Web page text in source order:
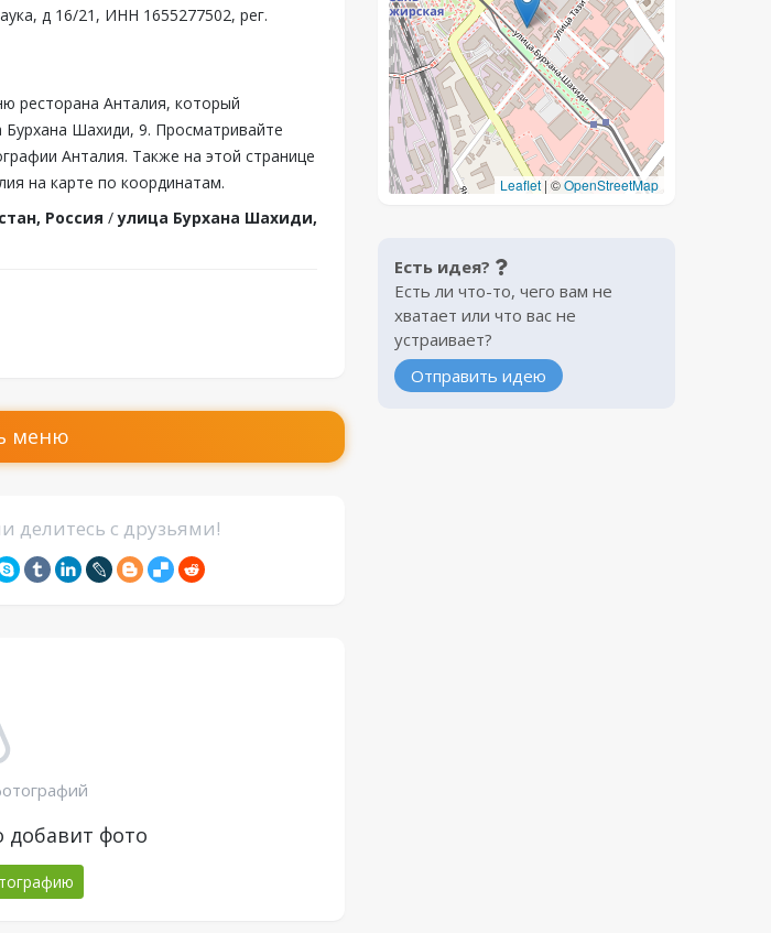
д 16/21, ИНН 1655277502, рег.
ресторана Анталия, который
Бурхана Шахиди, 9. Просматривайте
Анталия. Также на этой странице
на карте по координатам.
Россия /улица Бурхана Шахиди,
меню
делитесь с друзьями!
добавит фото
Leaflet | ©OpenStreetMap
Есть идея?
Есть ли что-то, чего вам не
хватает или что вас не
устраивает?
Отправить идею